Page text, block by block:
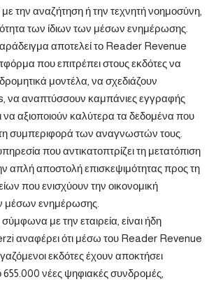
με την αναζήτηση ή την τεχνητή νοημοσύνη,
των ίδιων των μέσων ενημέρωσης.
αποτελεί το Reader Revenue
που επιτρέπει στους εκδότες να
μοντέλα, να σχεδιάζουν
να αναπτύσσουν καμπάνιες εγγραφής
αξιοποιούν καλύτερα τα δεδομένα που
συμπεριφορά των αναγνωστών τους.
που αντικατοπτρίζει τη μετατόπιση
απλή αποστολή επισκεψιμότητας προς τη
που ενισχύουν την οικονομική
μέσων ενημέρωσης.
με την εταιρεία, είναι ήδη
αναφέρει ότι μέσω του Reader Revenue
εκδότες έχουν αποκτήσει
νέες ψηφιακές συνδρομές,